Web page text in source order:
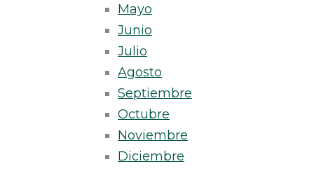
Mayo
Junio
Julio
Agosto
Septiembre
Octubre
Noviembre
Diciembre